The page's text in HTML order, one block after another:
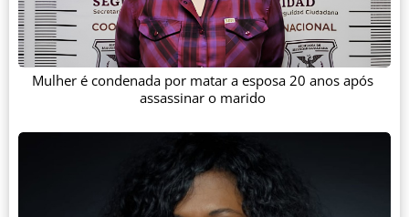
Mulher é condenada por matar a esposa 20 anos após
assassinar o marido